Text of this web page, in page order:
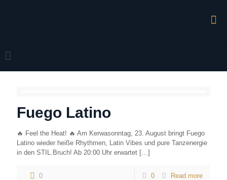
Fuego Latino
🔥 Feel the Heat! 🔥 Am Kerwasonntag, 23. August bringt Fuego
Latino wieder heiße Rhythmen, Latin Vibes und pure Tanzenergie
in den STIL.Bruch! Ab 20:00 Uhr erwartet […]
0 0 Read more